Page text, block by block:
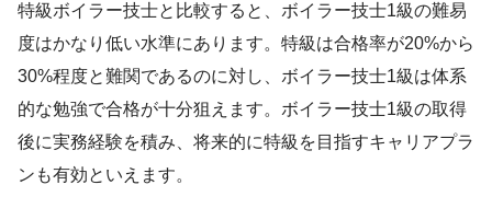
特級ボイラー技士と比較すると、ボイラー技士1級の難易
度はかなり低い水準にあります。特級は合格率が20%から
30%程度と難関であるのに対し、ボイラー技士1級は体系
的な勉強で合格が十分狙えます。ボイラー技士1級の取得
後に実務経験を積み、将来的に特級を目指すキャリアプラ
ンも有効といえます。